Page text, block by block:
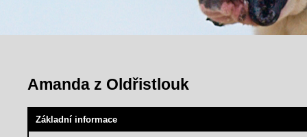
Amanda z Oldřistlouk
Základní informace